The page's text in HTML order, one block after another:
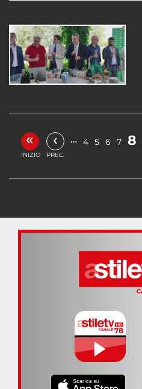
«
INIZIO
‹
PREC.
… 4 5 6 7 8